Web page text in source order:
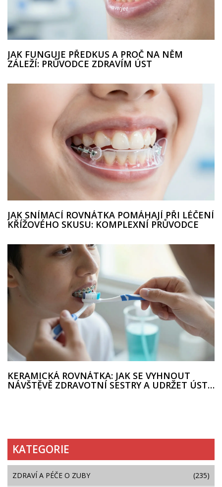
JAK FUNGUJE PŘEDKUS A PROČ NA NĚM
ZÁLEŽÍ: PRŮVODCE ZDRAVÍM ÚST
JAK SNÍMACÍ ROVNÁTKA POMÁHAJÍ PŘI LÉČENÍ
KŘÍŽOVÉHO SKUSU: KOMPLEXNÍ PRŮVODCE
KERAMICKÁ ROVNÁTKA: JAK SE VYHNOUT
NÁVŠTĚVĚ ZDRAVOTNÍ SESTRY A UDRŽET ÚSTA
KATEGORIE
ZDRAVÍ A PÉČE O ZUBY (235)